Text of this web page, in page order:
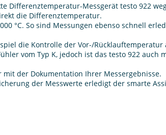
Differenztemperatur-Messgerät testo 922
die Differenztemperatur.
°C. So sind Messungen ebenso schnell
die Kontrolle der Vor-/Rücklauftemperatur
vom Typ K, jedoch ist das testo 922 auch
der Dokumentation Ihrer Messergebnisse.
der Messwerte erledigt der smarte